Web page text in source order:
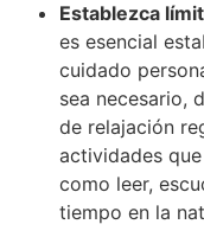
Establezca
es esencial
cuidado
sea necesario,
de relajación
actividades
como leer,
tiempo en la